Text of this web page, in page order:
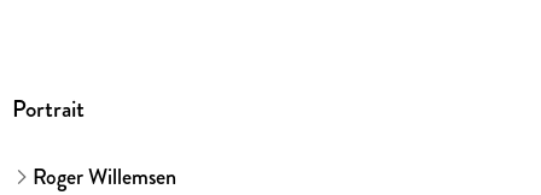
Portrait
Roger Willemsen